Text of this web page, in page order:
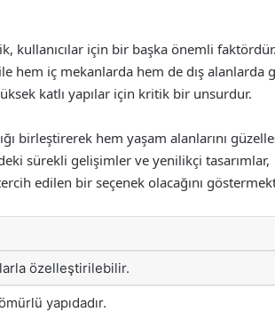
kullanıcılar için bir başka önemli
hem iç mekanlarda hem de dış alanlarda
katlı yapılar için kritik bir unsurdur.
birleştirerek hem yaşam alanlarını
sürekli gelişimler ve yenilikçi tasarımlar,
edilen bir seçenek olacağını
özelleştirilebilir.
yapıdadır.